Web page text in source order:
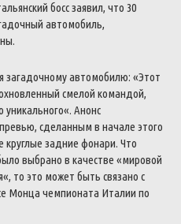
боссзаявил, что 30
автомобиль,
.
загадочномуавтомобилю: «Этот
смелой командой,
уникального«. Анонс
превью, сделанным в начале этого
круглые задние фонари. Что
выбрано в качестве «мировой
«, то это может быть связано с
Монца чемпионата Италии по